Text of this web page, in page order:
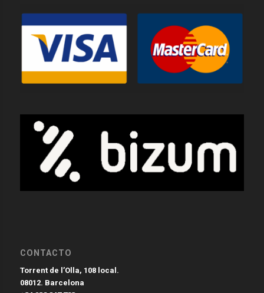
CONTACTO
Torrent de l’Olla, 108 local.
08012. Barcelona